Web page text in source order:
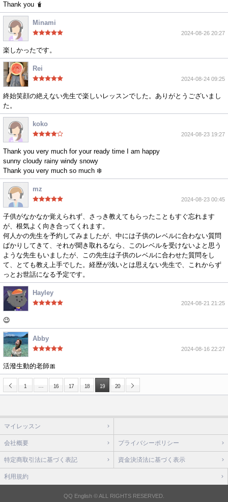
Thank you 🧋
Minami
2024-08-26 20:27
楽しかったです。
Rei
2024-08-24 09:25
終始笑顔の絶えない先生で楽しいレッスンでした。ありがとうございまし
た。
koko
2024-08-23 19:27
Thank you very much for your ready time I am happy
sunny cloudy rainy windy snowy
Thank you very much so much ❄️
mz
2024-08-23 00:45
子供がなかなか覚えられず、さっき教えてもらったこともすぐ忘れます
が、根気よく向き合ってくれます。
何人かの先生を予約してみましたが、中には子供のレベルに合わない質問
ばかりしてきて、それが聞き取れるなら、このレベルを受けないよと思う
ような先生もいましたが、この先生は子供のレベルに合わせた質問をし
て、とても教え上手でした。経歴が浅いとは思えない先生で、これからず
っとお世話になる予定です。
Hayley
2024-08-21 21:25
😉
Abby
2024-08-16 22:27
活潑生動的老師🎀
1 16 17 18 19 20
マイレッスン
会社概要 プライバシーポリシー
特定商取引法に基づく表記 資金決済法に基づく表示
利用規約
QQ English © ALL RIGHTS RESERVED.